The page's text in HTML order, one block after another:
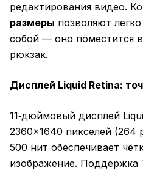
редактирования видео.
размеры позволяют
собой — оно поместится
рюкзак.
Дисплей Liquid Retina:
11‑дюймовый дисплей
2360×1640 пикселей (264
500 нит обеспечивает
изображение. Поддержка